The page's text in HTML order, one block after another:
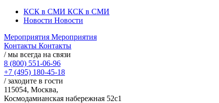
КСК в СМИ КСК в СМИ
Новости Новости
Мероприятия Мероприятия
Контакты Контакты
/ мы всегда на связи
8 (800) 551-06-96
+7 (495) 180-45-18
/ заходите в гости
115054, Москва,
Космодамианская набережная 52с1